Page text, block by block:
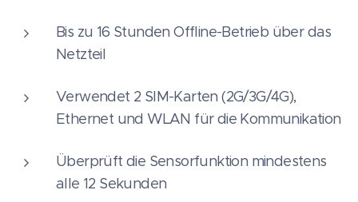
Bis zu 16 Stunden Offline-Betrieb über das
Netzteil
Verwendet 2 SIM-Karten (2G/3G/4G),
Ethernet und WLAN für die Kommunikation
Überprüft die Sensorfunktion mindestens
alle 12 Sekunden